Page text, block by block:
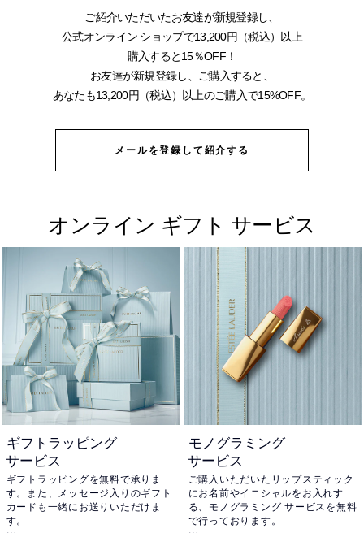
ご紹介いただいたお友達が新規登録し、
公式オンライン ショップで13,200円（税込）以上
購入すると15％OFF！
お友達が新規登録し、ご購入すると、
あなたも13,200円（税込）以上のご購入で15%OFF。
メールを登録して紹介する
オンライン ギフト サービス
ギフトラッピング
サービス
ギフトラッピングを無料で承りま
す。また、メッセージ入りのギフト
カードも一緒にお送りいただけま
す。
モノグラミング
サービス
ご購入いただいたリップスティック
にお名前やイニシャルをお入れす
る、モノグラミング サービスを無料
で行っております。